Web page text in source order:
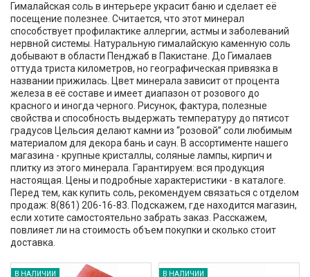
В НАЛИЧИИ В НАЛИЧИИ
Гималайская соль в интерьере украсит баню и сделает её
посещение полезнее. Считается, что этот минерал
способствует профилактике аллергии, астмы и заболеваний
нервной системы. Натуральную гималайскую каменную соль
добывают в области Пенджаб в Пакистане. До Гималаев
оттуда триста километров, но географическая привязка в
названии прижилась. Цвет минерала зависит от процента
железа в её составе и имеет диапазон от розового до
красного и иногда черного. Рисунок, фактура, полезные
свойства и способность выдержать температуру до пятисот
градусов Цельсия делают камни из “розовой” соли любимым
материалом для декора бань и саун. В ассортименте нашего
магазина - крупные кристаллы, соляные лампы, кирпич и
плитку из этого минерала. Гарантируем: вся продукция
настоящая. Цены и подробные характеристики - в каталоге.
Перед тем, как купить соль, рекомендуем связаться с отделом
продаж: 8(861) 206-16-83. Подскажем, где находится магазин,
если хотите самостоятельно забрать заказ. Расскажем,
повлияет ли на стоимость объем покупки и сколько стоит
доставка.